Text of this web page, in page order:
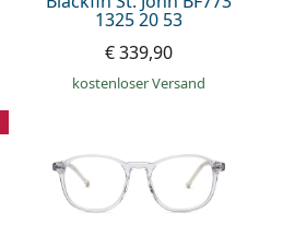
1325 20 53
€ 339,90
kostenloser Versand